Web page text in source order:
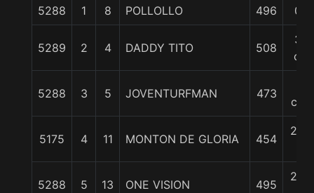
5288 1 8 POLLOLLO 496 0/0
5289 2 4 DADDY TITO 508
3/4
cpo
5288 3 5 JOVENTURFMAN 473
5175 4 11 MONTON DE GLORIA 454
2 1/
5288 5 13 ONE VISION 495
2 1/